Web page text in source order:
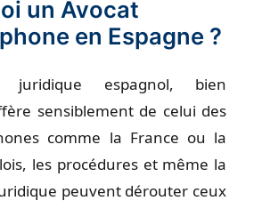
un Avocat
en Espagne ?
juridique espagnol, bien
sensiblement de celui des
comme la France ou la
les procédures et même la
peuvent dérouter ceux